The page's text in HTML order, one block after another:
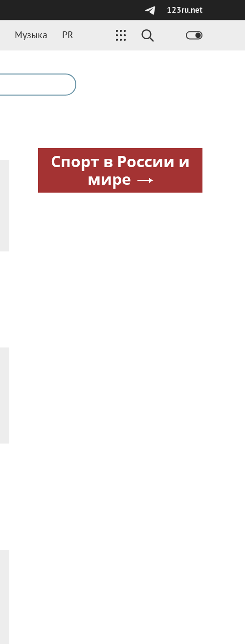
123ru.net
Музыка PR
Спорт в России и
мире